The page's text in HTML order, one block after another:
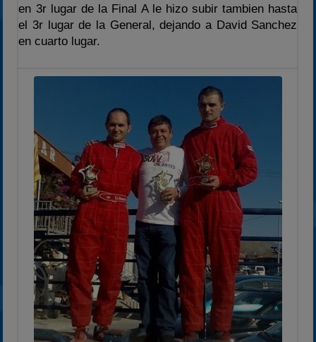
en 3r lugar de la Final A le hizo subir tambien hasta
el 3r lugar de la General, dejando a David Sanchez
en cuarto lugar.